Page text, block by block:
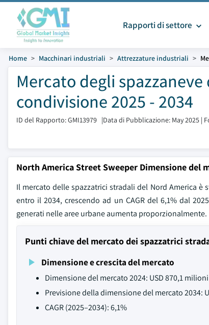
Rapporti di settore
Home Macchinari industriali Attrezzature industriali
Mercato degli
condivisione 2025 - 2034
ID del Rapporto: GMI13979 |Data di Pubblicazione: May 2025 |
North America Street Sweeper Dimensione del
Il mercato delle spazzatrici stradali del Nord America è
entro il 2034, crescendo ad un CAGR del 6,1% dal
generati nelle aree urbane aumenta proporzionalmente.
Punti chiave del mercato dei spazzatrici
Dimensione e crescita del mercato
Dimensione del mercato 2024: USD 870,1 milioni
Previsione della dimensione del mercato 2034:
CAGR (2025–2034): 6,1%